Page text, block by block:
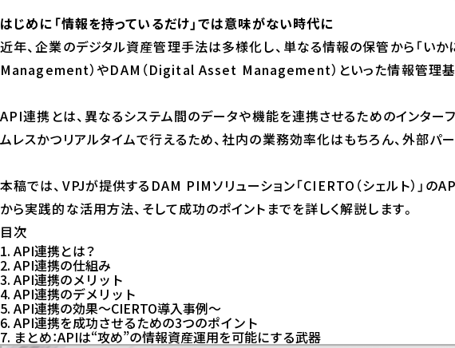
はじめに――「情報を持っているだけ」では意味がない時代に
近年、企業のデジタル資産管理手法は多様化し、単なる情報の保管から「
Management）やDAM（Digital Asset Management）といった情報管理基
API連携とは、異なるシステム間のデータや機能を連携させるためのインタ
ムレスかつリアルタイムで行えるため、社内の業務効率化はもちろん、外部
本稿では、VPJが提供するDAM PIMソリューション「CIERTO（シェルト）」の
から実践的な活用方法、そして成功のポイントまでを詳しく解説します。
目次
1. API連携とは？
2. API連携の仕組み
3. API連携のメリット
4. API連携のデメリット
5. API連携の効果～CIERTO導入事例～
6. API連携を成功させるための3つのポイント
7. まとめ：APIは“攻め”の情報資産運用を可能にする武器